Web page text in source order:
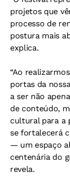
projetos que
processo de
postura mais
explica.
“Ao
portas da
a ser não
de conteúdo,
cultural para a
se fortalecerá
— um espaço
centenária do
revela.